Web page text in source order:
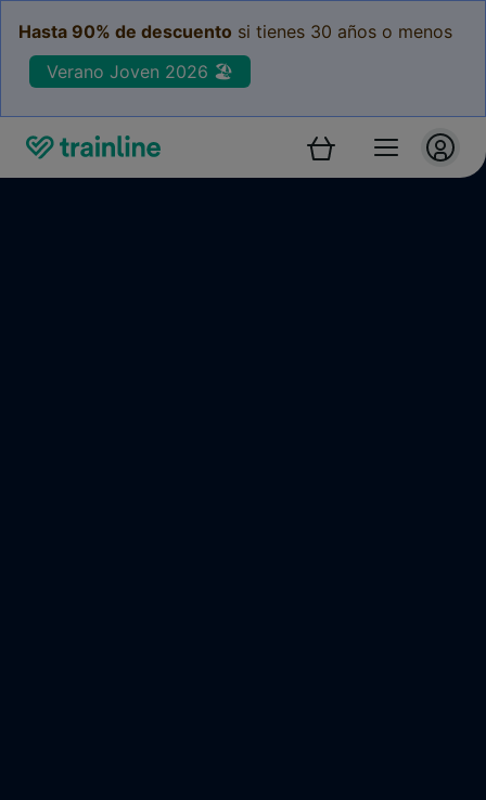
Hasta 90% de descuento si tienes 30 años o menos
Verano Joven 2026 🏖️